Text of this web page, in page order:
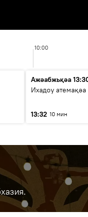
10:00
Ажәабжьқәа
Ихадоу атемақәа
13:32 10 мин